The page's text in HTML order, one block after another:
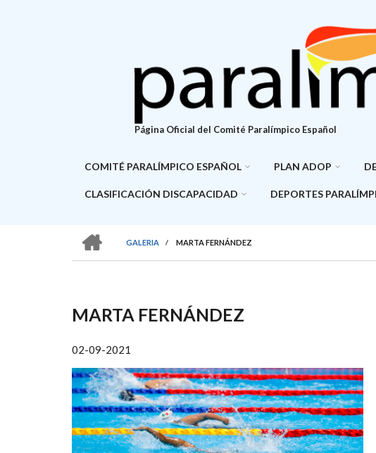
Página Oficial del Comité Paralímpico Español
COMITÉ PARALÍMPICO ESPAÑOL PLAN ADOP
CLASIFICACIÓN DISCAPACIDAD DEPORTES
SOBRESCRIBIR
DE
AYUDA
A
LA
NAVEGACIÓN
GALERIA
/ MARTA FERNÁNDEZ
MARTA FERNÁNDEZ
02-09-2021